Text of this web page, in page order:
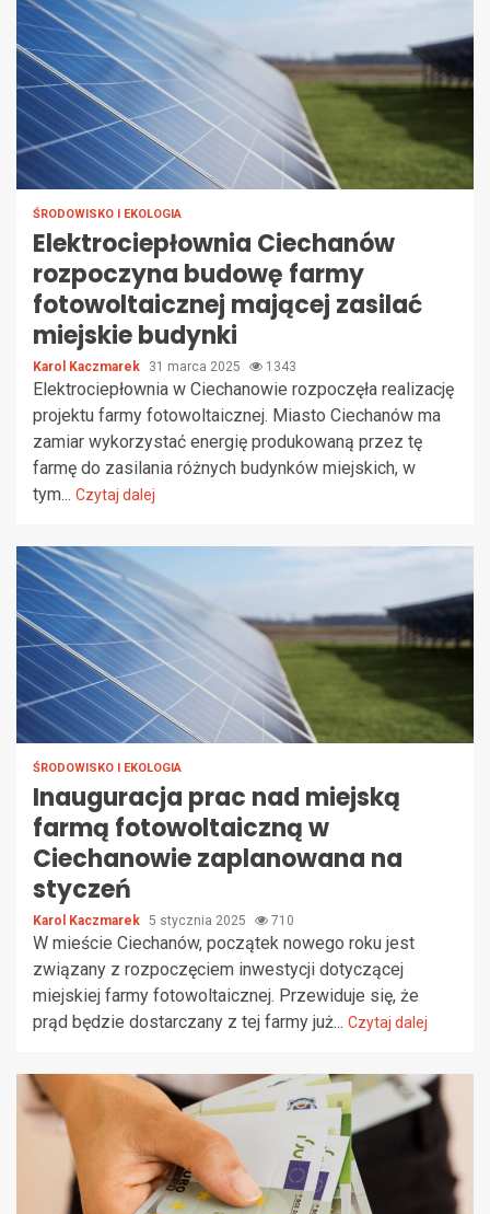
ŚRODOWISKO I EKOLOGIA
Elektrociepłownia Ciechanów
rozpoczyna budowę farmy
fotowoltaicznej mającej zasilać
miejskie budynki
Karol Kaczmarek 31 marca 2025 1343
Elektrociepłownia w Ciechanowie rozpoczęła realizację
projektu farmy fotowoltaicznej. Miasto Ciechanów ma
zamiar wykorzystać energię produkowaną przez tę
farmę do zasilania różnych budynków miejskich, w
tym... Czytaj dalej
ŚRODOWISKO I EKOLOGIA
Inauguracja prac nad miejską
farmą fotowoltaiczną w
Ciechanowie zaplanowana na
styczeń
Karol Kaczmarek 5 stycznia 2025 710
W mieście Ciechanów, początek nowego roku jest
związany z rozpoczęciem inwestycji dotyczącej
miejskiej farmy fotowoltaicznej. Przewiduje się, że
prąd będzie dostarczany z tej farmy już... Czytaj dalej